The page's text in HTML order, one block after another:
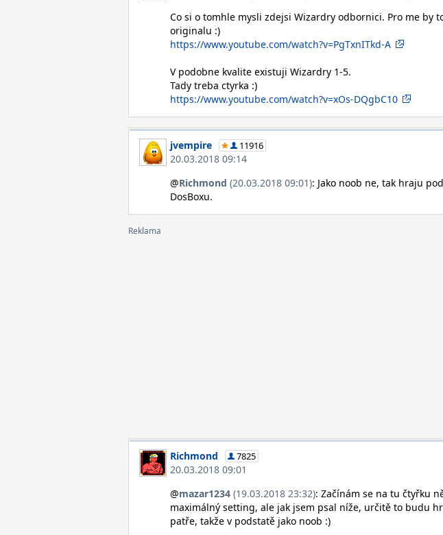
Co si o tomhle mysli zdejsi Wizardry odbornici. Pro me by
originalu :)
https://www.youtube.com/watch?v=PgTxnITkd-A
V podobne kvalite existuji Wizardry 1-5.
Tady treba ctyrka :)
https://www.youtube.com/watch?v=xOs-DQgbC10
jvempire 11916
20.03.2018 09:14
@Richmond (20.03.2018 09:01): Jako noob ne, tak hraju
DosBoxu.
Richmond 7825
20.03.2018 09:01
@mazar1234 (19.03.2018 23:32): Začínám se na tu čtyřku
maximálný setting, ale jak jsem psal níže, určitě to budu
patře, takže v podstatě jako noob :)